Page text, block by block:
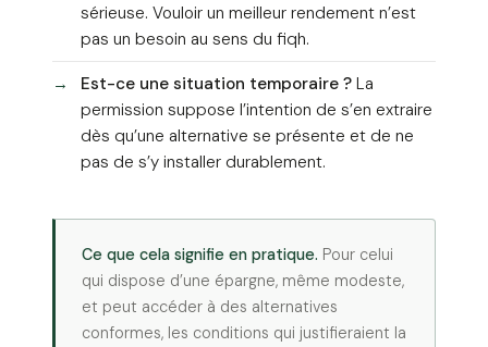
sérieuse. Vouloir un meilleur rendement n’est
pas un besoin au sens du fiqh.
Est-ce une situation temporaire ?La
permission suppose l’intention de s’en extraire
dès qu’une alternative se présente et de ne
pas de s’y installer durablement.
Ce que cela signifie en pratique. Pour celui
qui dispose d’une épargne, même modeste,
et peut accéder à des alternatives
conformes, les conditions qui justifieraient la